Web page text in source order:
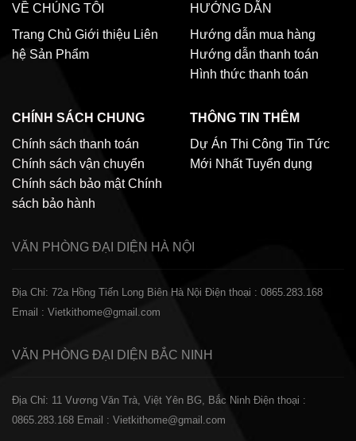
VỀ CHÚNG TÔI
Trang Chủ Giới thiệu Liên
hệ Sản Phẩm
HƯỚNG DẪN
Hướng dẫn mua hàng
Hướng dẫn thanh toán
Hình thức thanh toán
CHÍNH SÁCH CHUNG
Chính sách thanh toán
Chính sách vận chuyển
Chính sách bảo mật Chính
sách bảo hành
THÔNG TIN THÊM
Dự Án Thi Công Tin Tức
Mới Nhất Tuyển dụng
VĂN PHÒNG ĐẠI DIỆN HÀ NỘI
Địa Chỉ: 72a Hồng Tiến Long Biên Hà Nội Điện thoại : 0865.283.168
Email : Vietkithome@gmail.com
VĂN PHÒNG ĐẠI DIỆN BẮC NINH
Địa Chỉ: 11 Vương Văn Trà, Việt Yên BG, Bắc Ninh Điện thoại :
0865.283.168 Email : Vietkithome@gmail.com